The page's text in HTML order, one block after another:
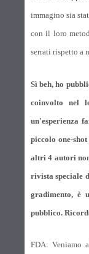
immagino sia
con il loro
serrati rispetto a
Sì beh, ho
coinvolto nel
un'esperienza
piccolo one-
altri 4 autori
rivista speciale
gradimento, è
pubblico.
FDA: Veniamo